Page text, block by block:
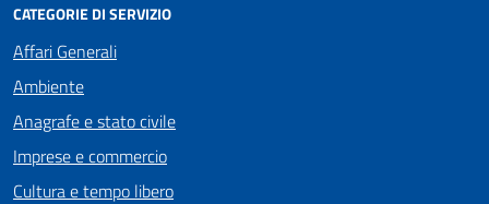
CATEGORIE DI SERVIZIO
Affari Generali
Ambiente
Anagrafe e stato civile
Imprese e commercio
Cultura e tempo libero